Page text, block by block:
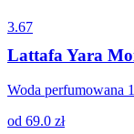
3.67
Lattafa Yara
Woda perfumowana
od 69.0 zł